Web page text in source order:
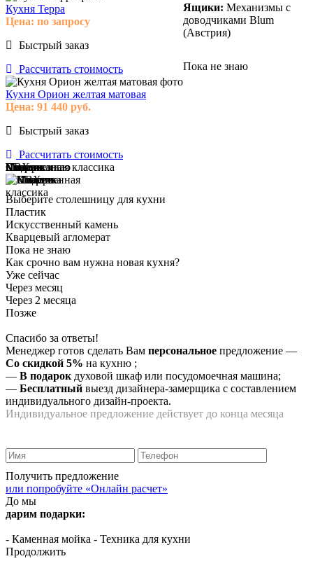
Кухня Терра
Цена: по запросу
Быстрый заказ
Рассчитать стоимость
Кухня Орион желтая матовая
Цена: 91 440 руб.
Быстрый заказ
Рассчитать стоимость
Модерн
Классика
Современная классика
Пока не знаю
ПВХ
Пластик
Эмаль
Массив
Пока не знаю
Ящики: Механизмы с
доводчиками Blum
(Австрия)
Пока не знаю
Выберите столешницу для кухни
Пластик
Искусственный камень
Кварцевый агломерат
Пока не знаю
Как срочно вам нужна новая кухня?
Уже сейчас
Через месяц
Через 2 месяца
Позже
Спасибо за ответы!
Менеджер готов сделать Вам персональное предложение —
Со скидкой 5% на кухню ;
— В подарок духовой шкаф или посудомоечная машина;
— Бесплатный выезд дизайнера-замерщика с составлением
индивидуального дизайн-проекта.
Индивидуальное предложение действует до конца месяца
Получить предложение
или попробуйте «Онлайн расчет»
До мы
дарим подарки:
- Каменная мойка - Техника для кухни
Продолжить